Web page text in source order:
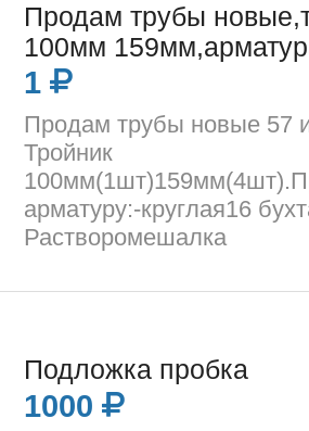
Продам трубы
100мм
1
Продам трубы новые 57
Тройник
арматуру:-круглая16
Растворомешалка
Подложка пробка
1000